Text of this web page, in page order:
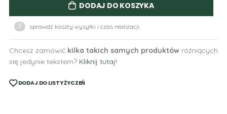
DODAJ DO KOSZYKA
? sprawdź koszty wysyłki i czas realizacji
Chcesz zamówić kilka takich samych produktówróżniących
się jedynie tekstem? Kliknij tutaj!
DODAJ DO LISTY ŻYCZEŃ